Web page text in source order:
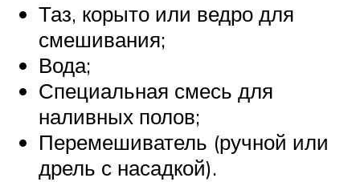
Таз, корыто или ведро для
смешивания;
Вода;
Специальная смесь для
наливных полов;
Перемешиватель (ручной или
дрель с насадкой).